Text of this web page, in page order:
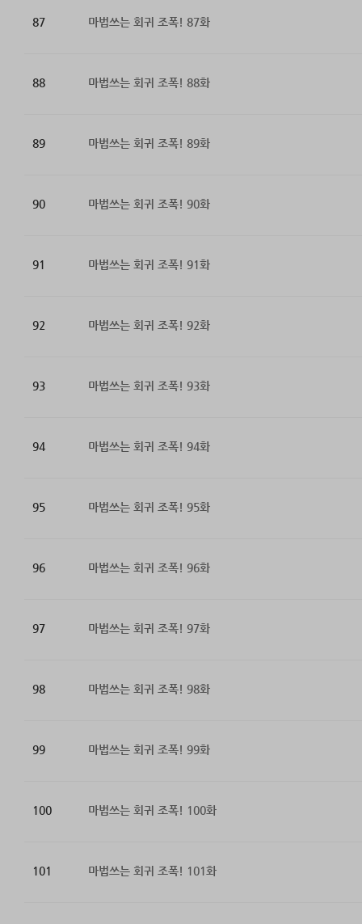
87 마법쓰는 회귀 조폭! 87화
88 마법쓰는 회귀 조폭! 88화
89 마법쓰는 회귀 조폭! 89화
90 마법쓰는 회귀 조폭! 90화
91 마법쓰는 회귀 조폭! 91화
92 마법쓰는 회귀 조폭! 92화
93 마법쓰는 회귀 조폭! 93화
94 마법쓰는 회귀 조폭! 94화
95 마법쓰는 회귀 조폭! 95화
96 마법쓰는 회귀 조폭! 96화
97 마법쓰는 회귀 조폭! 97화
98 마법쓰는 회귀 조폭! 98화
99 마법쓰는 회귀 조폭! 99화
100 마법쓰는 회귀 조폭! 100화
101 마법쓰는 회귀 조폭! 101화